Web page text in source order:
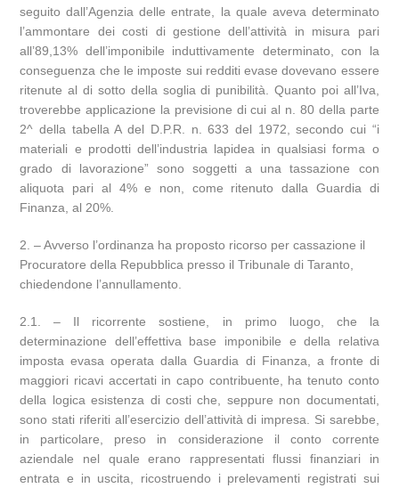
seguito dall’Agenzia delle entrate, la quale aveva determinato
l’ammontare dei costi di gestione dell’attività in misura pari
all’89,13% dell’imponibile induttivamente determinato, con la
conseguenza che le imposte sui redditi evase dovevano essere
ritenute al di sotto della soglia di punibilità. Quanto poi all’Iva,
troverebbe applicazione la previsione di cui al n. 80 della parte
2^ della tabella A del D.P.R. n. 633 del 1972, secondo cui “i
materiali e prodotti dell’industria lapidea in qualsiasi forma o
grado di lavorazione” sono soggetti a una tassazione con
aliquota pari al 4% e non, come ritenuto dalla Guardia di
Finanza, al 20%.
2. – Avverso l’ordinanza ha proposto ricorso per cassazione il
Procuratore della Repubblica presso il Tribunale di Taranto,
chiedendone l’annullamento.
2.1. – Il ricorrente sostiene, in primo luogo, che la
determinazione dell’effettiva base imponibile e della relativa
imposta evasa operata dalla Guardia di Finanza, a fronte di
maggiori ricavi accertati in capo contribuente, ha tenuto conto
della logica esistenza di costi che, seppure non documentati,
sono stati riferiti all’esercizio dell’attività di impresa. Si sarebbe,
in particolare, preso in considerazione il conto corrente
aziendale nel quale erano rappresentati flussi finanziari in
entrata e in uscita, ricostruendo i prelevamenti registrati sui